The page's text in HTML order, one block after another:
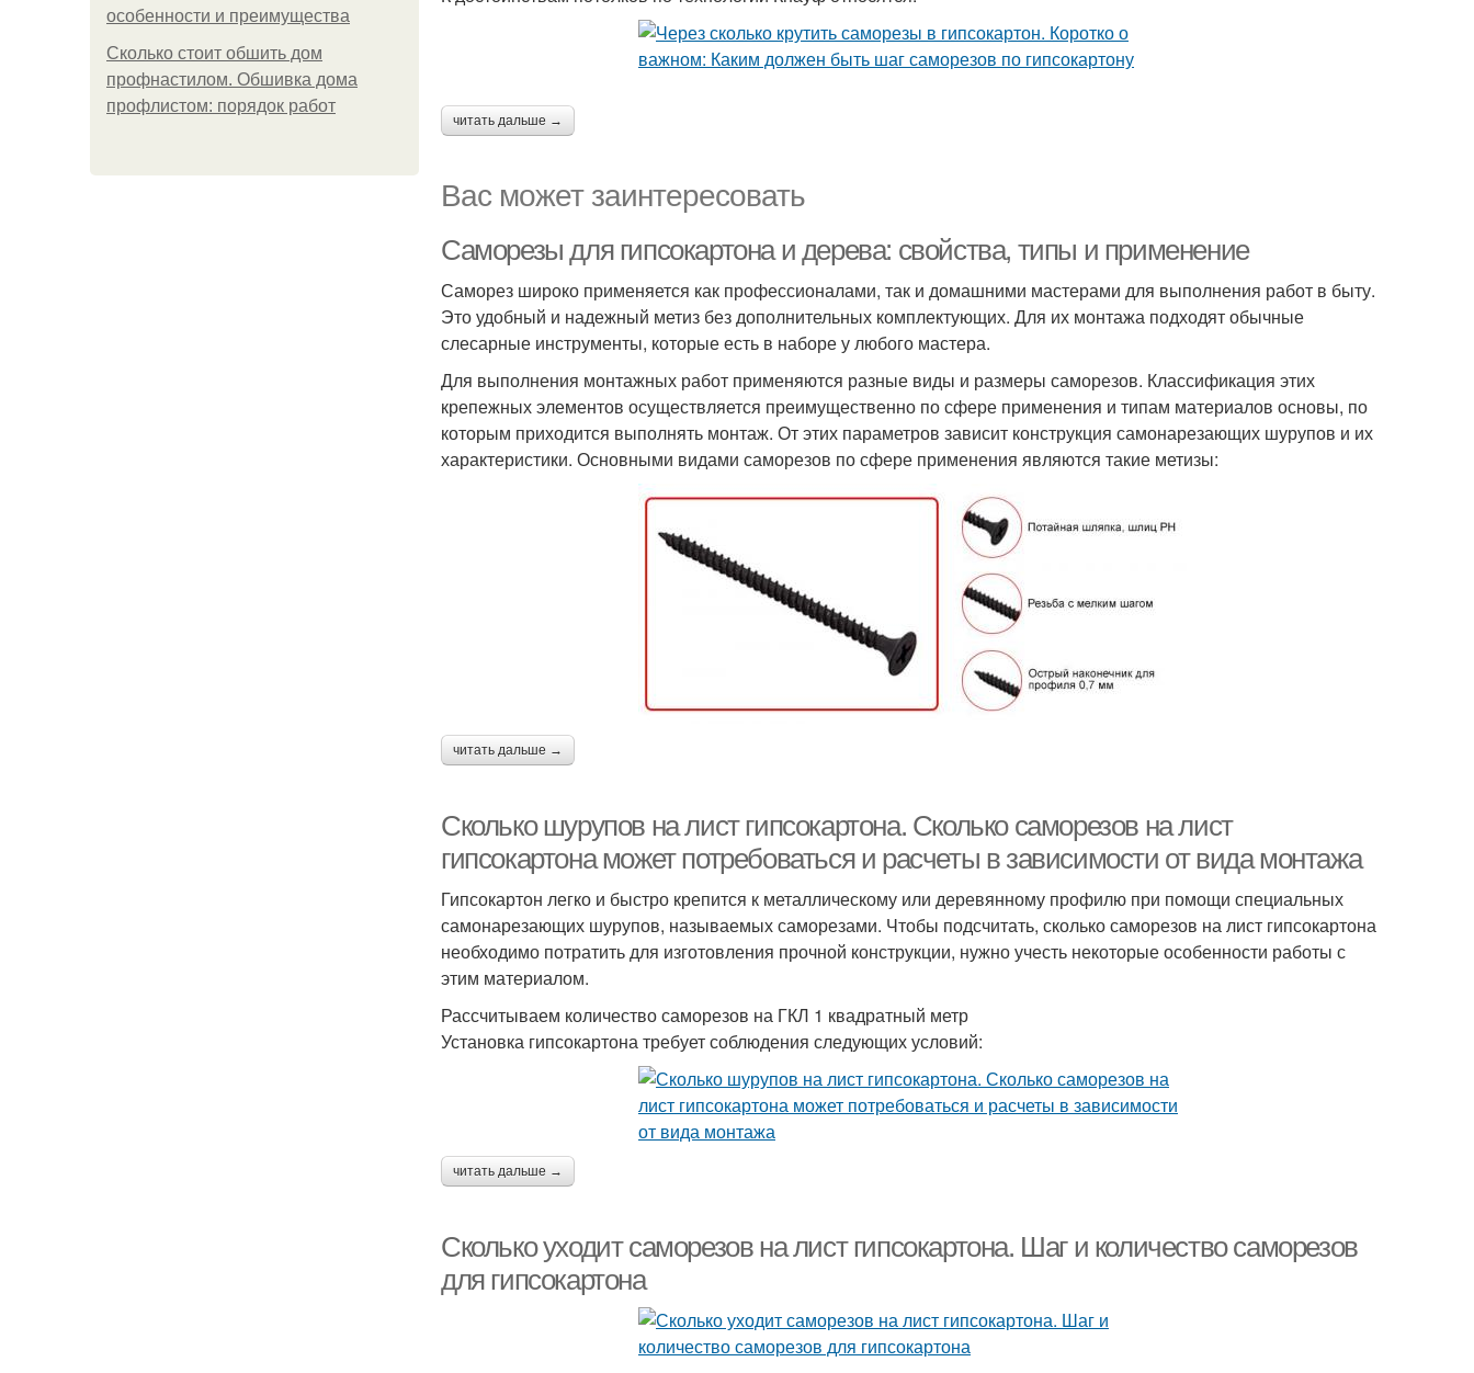
особенности и преимущества
Сколько стоит обшить дом
профнастилом. Обшивка дома
профлистом: порядок работ
читать дальше →
Вас может заинтересовать
Саморезы для гипсокартона и дерева: свойства, типы и применение
Саморез широко применяется как профессионалами, так и домашними мастерами для выполнения работ в быту.
Это удобный и надежный метиз без дополнительных комплектующих. Для их монтажа подходят обычные
слесарные инструменты, которые есть в наборе у любого мастера.
Для выполнения монтажных работ применяются разные виды и размеры саморезов. Классификация этих
крепежных элементов осуществляется преимущественно по сфере применения и типам материалов основы, по
которым приходится выполнять монтаж. От этих параметров зависит конструкция самонарезающих шурупов и их
характеристики. Основными видами саморезов по сфере применения являются такие метизы:
читать дальше →
Сколько шурупов на лист гипсокартона. Сколько саморезов на лист
гипсокартона может потребоваться и расчеты в зависимости от вида монтажа
Гипсокартон легко и быстро крепится к металлическому или деревянному профилю при помощи специальных
самонарезающих шурупов, называемых саморезами. Чтобы подсчитать, сколько саморезов на лист гипсокартона
необходимо потратить для изготовления прочной конструкции, нужно учесть некоторые особенности работы с
этим материалом.
Рассчитываем количество саморезов на ГКЛ 1 квадратный метр
Установка гипсокартона требует соблюдения следующих условий:
читать дальше →
Сколько уходит саморезов на лист гипсокартона. Шаг и количество саморезов
для гипсокартона